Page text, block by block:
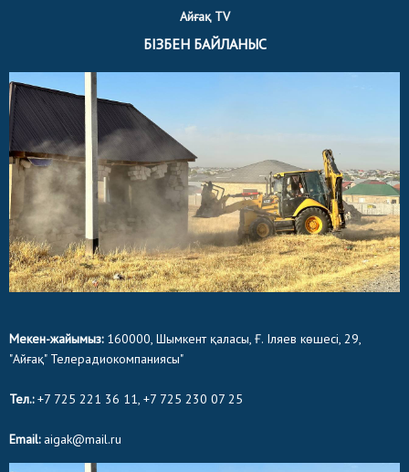
Айғақ TV
БІЗБЕН БАЙЛАНЫС
Мекен-жайымыз:160000, Шымкент қаласы, Ғ. Іляев көшесі, 29,
"Айғақ" Телерадиокомпаниясы"
Тел.:+7 725 221 36 11, +7 725 230 07 25
Email:aigak@mail.ru